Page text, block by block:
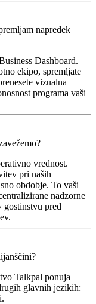
napredek
Dashboard.
ekipo, spremljate
vizualna
programa vaši
vrednost.
pri naših
obdobje. To vaši
nadzorne
gostinstvu pred
Talkpal ponuja
glavnih jezikih: